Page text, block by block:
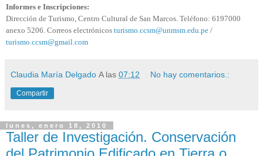
Informes e Inscripciones:
Dirección de Turismo, Centro Cultural de San Marcos. Teléfono: 6197000
anexo 5206. Correos electrónicos turismo.ccsm@unmsm.edu.pe /
turismo.ccsm@gmail.com
Claudia María Delgado A las 07:12 No hay comentarios.:
Compartir
lunes, enero 18, 2010
Taller de Investigación. Conservación